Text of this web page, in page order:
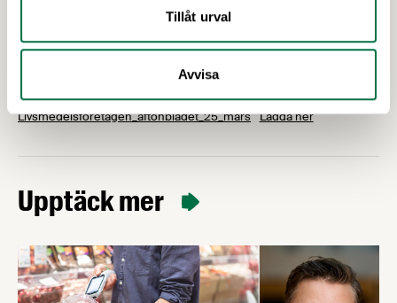
Tillåt urval
Avvisa
Livsmedelsforetagen_aftonbladet_25_mars Ladda ner
Upptäck mer